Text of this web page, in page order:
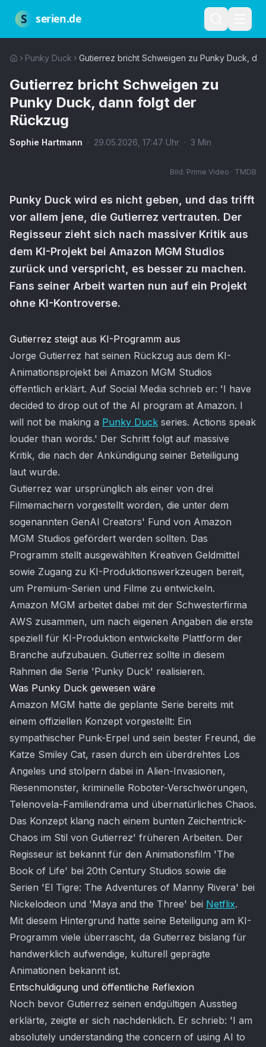
S serien.de
Punky Duck Gutierrez bricht Schweigen zu Punky Duck,
Gutierrez bricht Schweigen zu
Punky Duck, dann folgt der
Rückzug
Sophie Hartmann · 29.05.2026 17:47 Uhr · 3 Min
Bild: Prime Video · TMDB
Punky Duck wird es nicht geben, und das trifft
vor allem jene, die Gutierrez vertrauten. Der
Regisseur zieht sich nach massiver Kritik aus
dem KI-Projekt bei Amazon MGM Studios
zurück und verspricht, es besser zu machen.
Fans seiner Arbeit warten nun auf ein Projekt
ohne KI-Kontroverse.
Artikel-Inhalt
Gutierrez steigt aus KI-Programm aus
Jorge Gutierrez hat seinen Rückzug aus dem KI-
Animationsprojekt bei Amazon MGM Studios
öffentlich erklärt. Auf Social Media schrieb er: 'I have
decided to drop out of the AI program at Amazon. I
will not be making a Punky Duck series. Actions speak
louder than words.' Der Schritt folgt auf massive
Kritik, die nach der Ankündigung seiner Beteiligung
laut wurde.
Gutierrez war ursprünglich als einer von drei
Filmemachern vorgestellt worden, die unter dem
sogenannten GenAI Creators' Fund von Amazon
MGM Studios gefördert werden sollten. Das
Programm stellt ausgewählten Kreativen Geldmittel
sowie Zugang zu KI-Produktionswerkzeugen bereit,
um Premium-Serien und Filme zu entwickeln.
Amazon MGM arbeitet dabei mit der Schwesterfirma
AWS zusammen, um nach eigenen Angaben die erste
speziell für KI-Produktion entwickelte Plattform der
Branche aufzubauen. Gutierrez sollte in diesem
Rahmen die Serie 'Punky Duck' realisieren.
Was Punky Duck gewesen wäre
Amazon MGM hatte die geplante Serie bereits mit
einem offiziellen Konzept vorgestellt: Ein
sympathischer Punk-Erpel und sein bester Freund, die
Katze Smiley Cat, rasen durch ein überdrehtes Los
Angeles und stolpern dabei in Alien-Invasionen,
Riesenmonster, kriminelle Roboter-Verschwörungen,
Telenovela-Familiendrama und übernatürliches Chaos.
Das Konzept klang nach einem bunten Zeichentrick-
Chaos im Stil von Gutierrez' früheren Arbeiten. Der
Regisseur ist bekannt für den Animationsfilm 'The
Book of Life' bei 20th Century Studios sowie die
Serien 'El Tigre: The Adventures of Manny Rivera' bei
Nickelodeon und 'Maya and the Three' bei Netflix.
Mit diesem Hintergrund hatte seine Beteiligung am KI-
Programm viele überrascht, da Gutierrez bislang für
handwerklich aufwendige, kulturell geprägte
Animationen bekannt ist.
Entschuldigung und öffentliche Reflexion
Noch bevor Gutierrez seinen endgültigen Ausstieg
erklärte, zeigte er sich nachdenklich. Er schrieb: 'I am
absolutely understanding the concern of using AI to
Nutzungsbedingungen